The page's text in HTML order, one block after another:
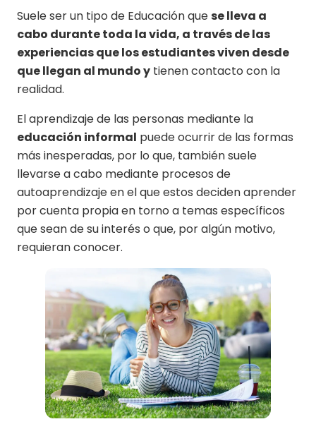
Suele ser un tipo de Educación quese lleva a
cabo durante toda la vida, a través de las
experiencias que los estudiantes viven desde
que llegan al mundo y tienen contacto con la
realidad.
El aprendizaje de las personas mediante la
educación informal puede ocurrir de las formas
más inesperadas, por lo que, también suele
llevarse a cabo mediante procesos de
autoaprendizaje en el que estos deciden aprender
por cuenta propia en torno a temas específicos
que sean de su interés o que, por algún motivo,
requieran conocer.